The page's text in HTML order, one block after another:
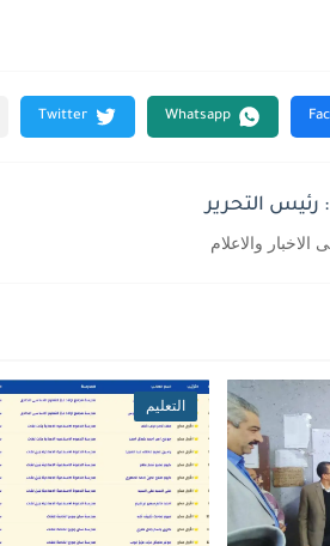
التحرير
والاعلام
التعليم